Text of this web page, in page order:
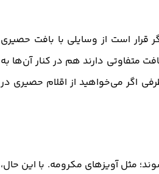
است از وسایلی با بافت حصیری
متفاوتی دارند هم در کنار آن‌ها به
اگر می‌خواهید از اقلام حصیری در
مثل آویزهای مکرومه. با این حال،